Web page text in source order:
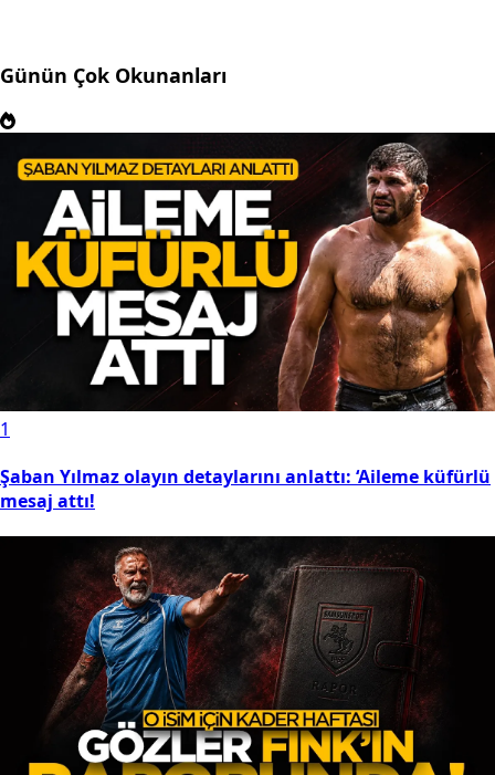
Günün Çok Okunanları
1
Şaban Yılmaz olayın detaylarını anlattı: ‘Aileme küfürlü
mesaj attı!